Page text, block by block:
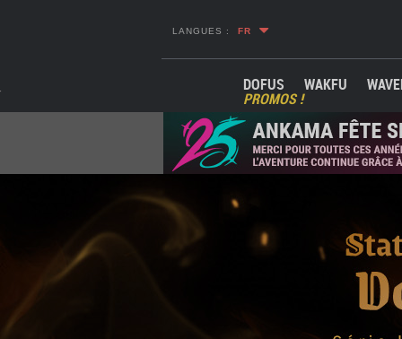
LANGUES : FR
DOFUS WAKFU
PROMOS !